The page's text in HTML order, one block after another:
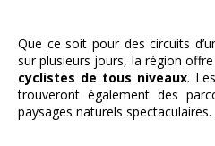
Que ce soit pour des circuits
sur plusieurs jours, la région offre
cyclistes de tous niveaux.
trouveront également des
paysages naturels spectaculaires.